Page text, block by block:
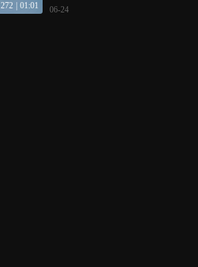
272 01:01 06-24